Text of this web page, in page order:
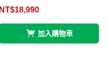
NT$18,990
加入購物車